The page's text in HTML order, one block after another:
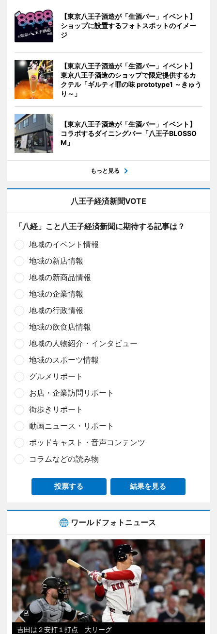
【東京八王子酒造が「生酒バー」イベント】
ショップに設置するフォトスポットのイメー
ジ
【東京八王子酒造が「生酒バー」イベント】
東京八王子酒造のショップで限定提供するカ
クテル「ギルティ罪の味 prototype1 ～きゅう
り～」
【東京八王子酒造が「生酒バー」イベント】
コラボするダイニングバー「八王子BLOSSO
M」
もっと見る
八王子経済新聞VOTE
「八経」こと八王子経済新聞に期待する記事は？
地域のイベント情報
地域の新店情報
地域の新商品情報
地域の企業情報
地域の行政情報
地域の飲食店情報
地域の人物紹介・インタビュー
地域のスポーツ情報
グルメリポート
お店・企業訪問リポート
街歩きリポート
動画ニュース・リポート
ポッドキャスト・音声コンテンツ
コラムなどの読み物
投票する 結果を見る
ワールドフォトニュース
吉田は２安打１打点 大リーグ